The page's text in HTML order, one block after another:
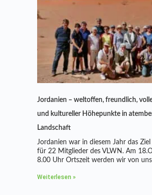
Jordanien – weltoffen, freundlich,
und kultureller Höhepunkte in
Landschaft
Jordanien war in diesem Jahr das
für 22 Mitglieder des VLWN. Am
8.00 Uhr Ortszeit werden wir von
Weiterlesen »